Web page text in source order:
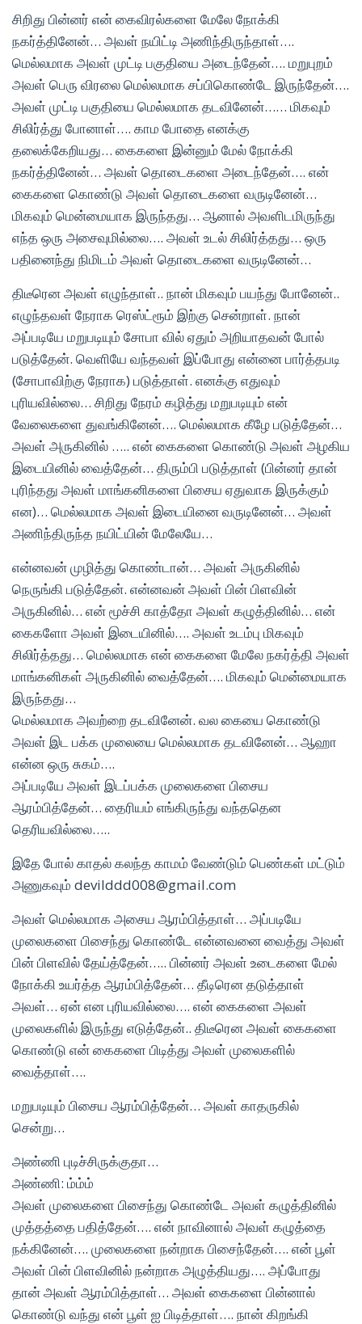
சிறிது பின்னர் என் கைவிரல்களை மேலே நோக்கி
நகர்த்தினேன்… அவள் நயிட்டி அணிந்திருந்தாள்….
மெல்லமாக அவள் முட்டி பகுதியை அடைந்தேன்…. மறுபுறம்
அவள் பெரு விரலை மெல்லமாக சப்பிகொண்டே இருந்தேன்….
அவள் முட்டி பகுதியை மெல்லமாக தடவினேன்…… மிகவும்
சிலிர்த்து போனாள்…. காம போதை எனக்கு
தலைக்கேறியது… கைகளை இன்னும் மேல் நோக்கி
நகர்த்தினேன்… அவள் தொடைகளை அடைந்தேன்…. என்
கைகளை கொண்டு அவள் தொடைகளை வருடினேன்…
மிகவும் மென்மையாக இருந்தது… ஆனால் அவளிடமிருந்து
எந்த ஒரு அசைவுமில்லை…. அவள் உடல் சிலிர்த்தது… ஒரு
பதினைந்து நிமிடம் அவள் தொடைகளை வருடினேன்…
திடீரென அவள் எழுந்தாள்.. நான் மிகவும் பயந்து போனேன்..
எழுந்தவள் நேராக ரெஸ்ட்ரூம் இற்கு சென்றாள். நான்
அப்படியே மறுபடியும் சோபா வில் ஏதும் அறியாதவன் போல்
படுத்தேன். வெளியே வந்தவள் இப்போது என்னை பார்த்தபடி
(சோபாவிற்கு நேராக) படுத்தாள். எனக்கு எதுவும்
புரியவில்லை… சிறிது நேரம் கழித்து மறுபடியும் என்
வேலைகளை துவங்கினேன்…. மெல்லமாக கீழே படுத்தேன்…
அவள் அருகினில் ….. என் கைகளை கொண்டு அவள் அழகிய
இடையினில் வைத்தேன்… திரும்பி படுத்தாள் (பின்னர் தான்
புரிந்தது அவள் மாங்கனிகளை பிசைய ஏதுவாக இருக்கும்
என)… மெல்லமாக அவள் இடையினை வருடினேன்… அவள்
அணிந்திருந்த நயிட்யின் மேலேயே…
என்னவன் முழித்து கொண்டான்… அவள் அருகினில்
நெருங்கி படுத்தேன். என்னவன் அவள் பின் பிளவின்
அருகினில்… என் மூச்சி காத்தோ அவள் கழுத்தினில்… என்
கைகளோ அவள் இடையினில்…. அவள் உடம்பு மிகவும்
சிலிர்த்தது… மெல்லமாக என் கைகளை மேலே நகர்த்தி அவள்
மாங்கனிகள் அருகினில் வைத்தேன்…. மிகவும் மென்மையாக
இருந்தது…
மெல்லமாக அவற்றை தடவினேன். வல கையை கொண்டு
அவள் இட பக்க முலையை மெல்லமாக தடவினேன்… ஆஹா
என்ன ஒரு சுகம்….
அப்படியே அவள் இடப்பக்க முலைகளை பிசைய
ஆரம்பித்தேன்… தைரியம் எங்கிருந்து வந்ததென
தெரியவில்லை…..
இதே போல் காதல் கலந்த காமம் வேண்டும் பெண்கள் மட்டும்
அணுகவும் devilddd008@gmail.com
அவள் மெல்லமாக அசைய ஆரம்பித்தாள்… அப்படியே
முலைகளை பிசைந்து கொண்டே என்னவனை வைத்து அவள்
பின் பிளவில் தேய்த்தேன்….. பின்னர் அவள் உடைகளை மேல்
நோக்கி உயர்த்த ஆரம்பித்தேன்… தீடிரென தடுத்தாள்
அவள்… ஏன் என புரியவில்லை…. என் கைகளை அவள்
முலைகளில் இருந்து எடுத்தேன்.. திடீரென அவள் கைகளை
கொண்டு என் கைகளை பிடித்து அவள் முலைகளில்
வைத்தாள்….
மறுபடியும் பிசைய ஆரம்பித்தேன்… அவள் காதருகில்
சென்று…
அண்ணி புடிச்சிருக்குதா…
அண்ணி: ம்ம்ம்
அவள் முலைகளை பிசைந்து கொண்டே அவள் கழுத்தினில்
முத்தத்தை பதித்தேன்…. என் நாவினால் அவள் கழுத்தை
நக்கினேன்…. முலைகளை நன்றாக பிசைந்தேன்…. என் பூள்
அவள் பின் பிளவினில் நன்றாக அழுத்தியது…. அப்போது
தான் அவள் ஆரம்பித்தாள்… அவள் கைகளை பின்னால்
கொண்டு வந்து என் பூள் ஐ பிடித்தாள்…. நான் கிறங்கி